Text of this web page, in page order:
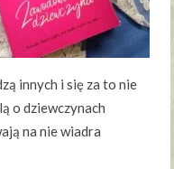
innych i się za to nie
o dziewczynach
na nie wiadra